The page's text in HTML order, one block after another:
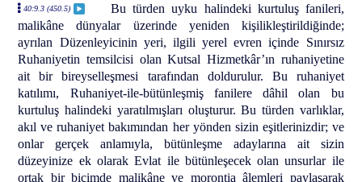
40:9.3 (450.5)
Bu türden uyku halindeki kurtuluş fanileri,
malikâne dünyalar üzerinde yeniden kişilikleştirildiğinde;
ayrılan Düzenleyicinin yeri, ilgili yerel evren içinde Sınırsız
Ruhaniyetin temsilcisi olan Kutsal Hizmetkâr’ın ruhaniyetine
ait bir bireyselleşmesi tarafından doldurulur. Bu ruhaniyet
katılımı, Ruhaniyet-ile-bütünleşmiş fanilere dâhil olan bu
kurtuluş halindeki yaratılmışları oluşturur. Bu türden varlıklar,
akıl ve ruhaniyet bakımından her yönden sizin eşitlerinizdir; ve
onlar gerçek anlamıyla, bütünleşme adaylarına ait sizin
düzeyinize ek olarak Evlat ile bütünleşecek olan unsurlar ile
ortak bir biçimde malikâne ve morontia âlemleri paylaşarak